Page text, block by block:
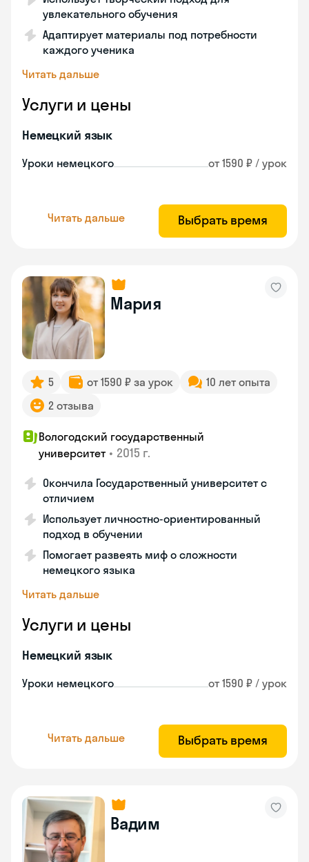
увлекательного обучения
Адаптирует материалы под потребности
каждого ученика
Читать дальше
Услуги и цены
Немецкий язык
Уроки немецкого от 1590 ₽ / урок
Читать дальше Выбрать время
Мария
5 от 1590 ₽ за урок
10 лет опыта
2 отзыва
Вологодский государственный
университет • 2015 г.
Окончила Государственный университет с
отличием
Использует личностно-ориентированный
подход в обучении
Помогает развеять миф о сложности
немецкого языка
Читать дальше
Услуги и цены
Немецкий язык
Уроки немецкого от 1590 ₽ / урок
Читать дальше Выбрать время
Вадим